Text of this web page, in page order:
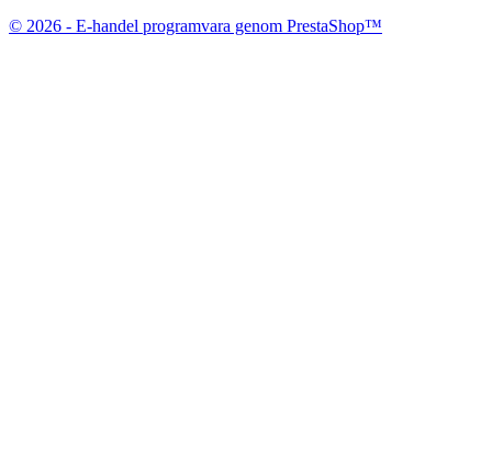
© 2026 - E-handel programvara genom PrestaShop™